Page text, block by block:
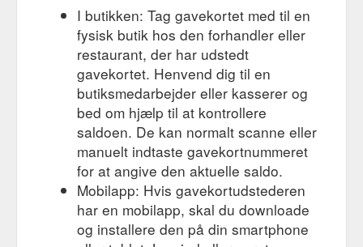
I butikken: Tag gavekortet med til en
fysisk butik hos den forhandler eller
restaurant, der har udstedt
gavekortet. Henvend dig til en
butiksmedarbejder eller kasserer og
bed om hjælp til at kontrollere
saldoen. De kan normalt scanne eller
manuelt indtaste gavekortnummeret
for at angive den aktuelle saldo.
Mobilapp: Hvis gavekortudstederen
har en mobilapp, skal du downloade
og installere den på din smartphone